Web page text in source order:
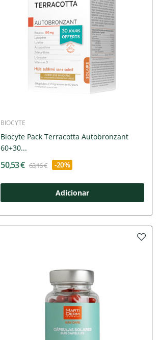
BIOCYTE
Biocyte Pack Terracotta Autobronzant
60+30...
50,53 € 63,16 € -20%
Adicionar